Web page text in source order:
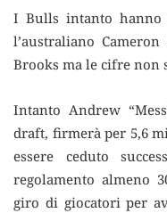
I Bulls intanto hanno
l’australiano
Brooks ma le cifre non
Intanto Andrew
draft, firmerà per 5,6
essere ceduto
regolamento almeno
giro di giocatori per